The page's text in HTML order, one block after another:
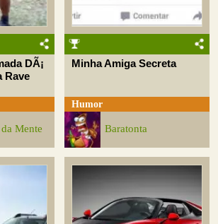
DÃ¡
Rave
Mente
Minha Amiga Secreta
Humor
Baratonta